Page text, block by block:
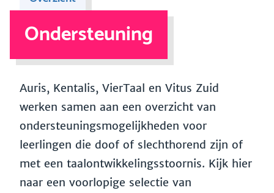
Ondersteuning
Auris, Kentalis, VierTaal en Vitus Zuid
werken samen aan een overzicht van
ondersteuningsmogelijkheden voor
leerlingen die doof of slechthorend zijn of
met een taalontwikkelingsstoornis. Kijk hier
naar een voorlopige selectie van